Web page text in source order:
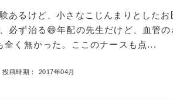
あるけど、小さなこじんまりとしたお
必ず治る😄年配の先生だけど、血管
全く無かった。ここのナースも点...
投稿時期： 2017年04月